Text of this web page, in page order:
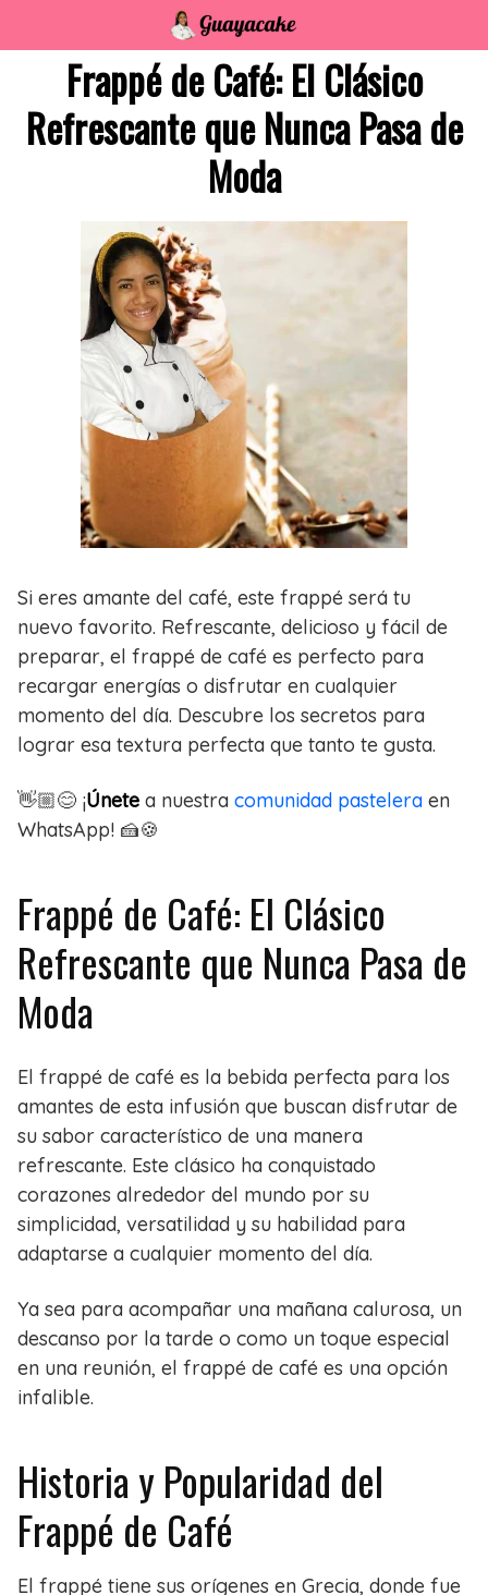
contenidoFrappé de Café: El Clásico
Refrescante que Nunca Pasa de
Moda
Si eres amante del café, este frappé será tu
nuevo favorito. Refrescante, delicioso y fácil de
preparar, el frappé de café es perfecto para
recargar energías o disfrutar en cualquier
momento del día. Descubre los secretos para
lograr esa textura perfecta que tanto te gusta.
👋🏼😊 ¡Únete a nuestra comunidad pastelera en
WhatsApp! 🍰🍪
Frappé de Café: El Clásico
Refrescante que Nunca Pasa de
Moda
El frappé de café es la bebida perfecta para los
amantes de esta infusión que buscan disfrutar de
su sabor característico de una manera
refrescante. Este clásico ha conquistado
corazones alrededor del mundo por su
simplicidad, versatilidad y su habilidad para
adaptarse a cualquier momento del día.
Ya sea para acompañar una mañana calurosa, un
descanso por la tarde o como un toque especial
en una reunión, el frappé de café es una opción
infalible.
Historia y Popularidad del
Frappé de Café
El frappé tiene sus orígenes en Grecia, donde fue